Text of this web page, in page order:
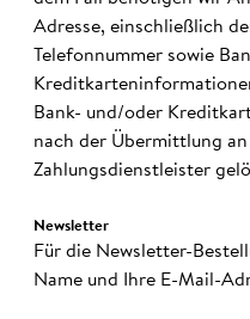
Adresse, einschließlich
Telefonnummer sowie
Bank- und/oder
nach der Übermittlung
Zahlungsdienstleister
News­letter
Für die Newsletter-
Name und Ihre E-Mail-